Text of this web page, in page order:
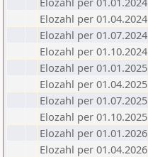
Elozahl per 01.04.2024
Elozahl per 01.07.2024
Elozahl per 01.10.2024
Elozahl per 01.01.2025
Elozahl per 01.04.2025
Elozahl per 01.07.2025
Elozahl per 01.10.2025
Elozahl per 01.01.2026
Elozahl per 01.04.2026